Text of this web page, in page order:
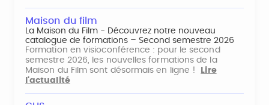
Maison du film
La Maison du Film - Découvrez notre nouveau
catalogue de formations – Second semestre 2026
Formation en visioconférence : pour le second
semestre 2026, les nouvelles formations de la
Maison du Film sont désormais en ligne !
Lire
l'actualité